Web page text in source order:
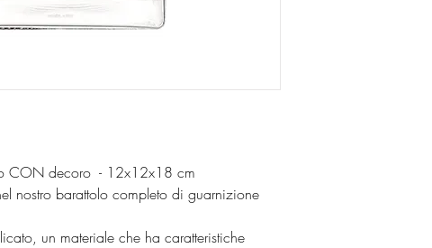
CON decoro - 12x12x18 cm
nostro barattolo completo di guarnizione
un materiale che ha caratteristiche